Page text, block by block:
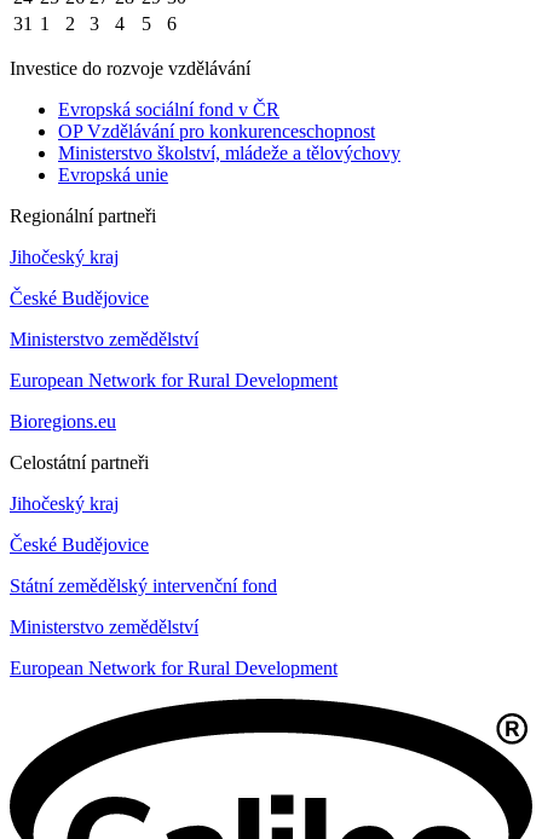
31 1 2 3 4 5 6
Investice do rozvoje vzdělávání
Evropská sociální fond v ČR
OP Vzdělávání pro konkurenceschopnost
Ministerstvo školství, mládeže a tělovýchovy
Evropská unie
Regionální partneři
Jihočeský kraj
České Budějovice
Ministerstvo zemědělství
European Network for Rural Development
Bioregions.eu
Celostátní partneři
Jihočeský kraj
České Budějovice
Státní zemědělský intervenční fond
Ministerstvo zemědělství
European Network for Rural Development